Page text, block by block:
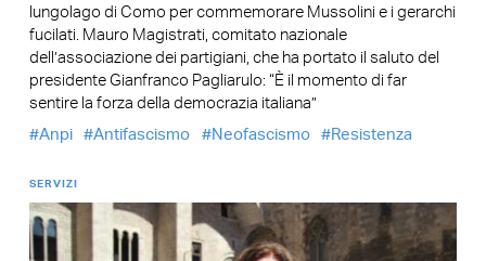
lungolago di Como per commemorare Mussolini e i gerarchi
fucilati. Mauro Magistrati, comitato nazionale
dell’associazione dei partigiani, che ha portato il saluto del
presidente Gianfranco Pagliarulo: “È il momento di far
sentire la forza della democrazia italiana”
Anpi
Antifascismo Neofascismo Resistenza
SERVIZI